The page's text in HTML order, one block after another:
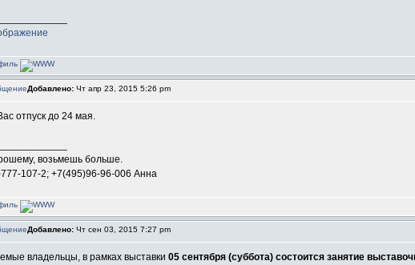
Добавлено: Чт апр 23, 2015 5:26 pm
отпуск до 24 мая.
возьмешь больше.
107-2; +7(495)96-96-006 Анна
Добавлено: Чт сен 03, 2015 7:27 pm
владельцы, в рамках выставки 05 сентября (суббота) состоится занятие